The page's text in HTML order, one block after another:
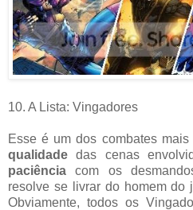
10. A Lista: Vingadores
Esse é um dos combates
qualidade das cenas
paciência com os
resolve se livrar do homem do
Obviamente, todos os